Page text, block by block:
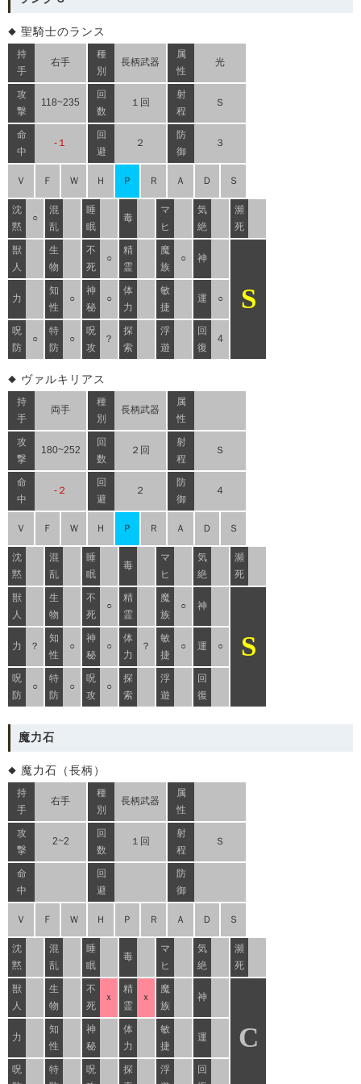
聖騎士のランス
持
手
右手
種
別
長柄武器
属
性
光
攻
撃
118~235
回
数
１回
射
程
Ｓ
命
中
-１
回
避
２
防
御
３
Ｖ Ｆ Ｗ Ｈ Ｐ Ｒ Ａ Ｄ Ｓ
沈
黙
○
混
乱
睡
眠
毒
マ
ヒ
気
絶
瀕
死
獣
人
生
物
不
死
○
精
霊
魔
族
○ 神
S
力
知
性
○
神
秘
○
体
力
敏
捷
運 ○
呪
防
○
特
防
○
呪
攻
？
探
索
浮
遊
回
復
4
ヴァルキリアス
持
手
両手
種
別
長柄武器
属
性
攻
撃
180~252
回
数
２回
射
程
Ｓ
命
中
-２
回
避
２
防
御
４
Ｖ Ｆ Ｗ Ｈ Ｐ Ｒ Ａ Ｄ Ｓ
沈
黙
混
乱
睡
眠
毒
マ
ヒ
気
絶
瀕
死
獣
人
生
物
不
死
○
精
霊
魔
族
○ 神
S
力 ？
知
性
○
神
秘
○
体
力
？
敏
捷
○ 運 ○
呪
防
○
特
防
○
呪
攻
○
探
索
浮
遊
回
復
魔力石
魔力石（長柄）
持
手
右手
種
別
長柄武器
属
性
攻
撃
2~2
回
数
１回
射
程
Ｓ
命
中
回
避
防
御
Ｖ Ｆ Ｗ Ｈ Ｐ Ｒ Ａ Ｄ Ｓ
沈
黙
混
乱
睡
眠
毒
マ
ヒ
気
絶
瀕
死
獣
人
生
物
不
死
ｘ
精
霊
ｘ
魔
族
神
C
力
知
性
神
秘
体
力
敏
捷
運
呪
特
呪
探
浮
回